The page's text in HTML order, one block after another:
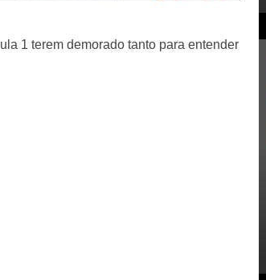
1 terem demorado tanto para entender